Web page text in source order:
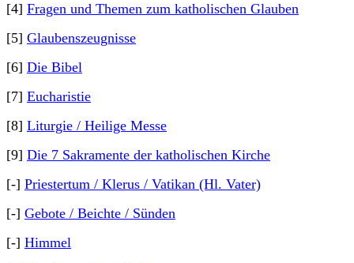
[4] Fragen und Themen zum katholischen Glauben
[5] Glaubenszeugnisse
[6] Die Bibel
[7] Eucharistie
[8] Liturgie / Heilige Messe
[9] Die 7 Sakramente der katholischen Kirche
[-] Priestertum / Klerus / Vatikan (Hl. Vater)
[-] Gebote / Beichte / Sünden
[-] Himmel